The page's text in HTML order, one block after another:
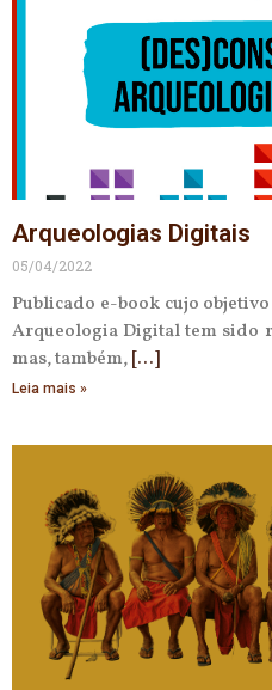
Arqueologias Digitais
05/04/2022
Publicado e-book cujo
Arqueologia Digital tem sido
mas, também,
Leia mais »